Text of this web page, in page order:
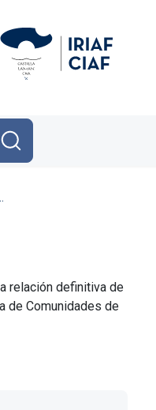
relación definitiva de
de Comunidades de